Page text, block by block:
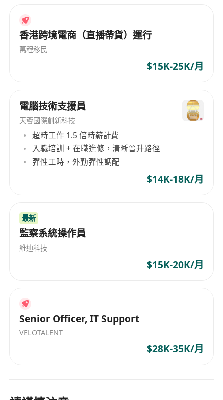
香港跨境電商（直播帶貨）運行
萬程移民
$15K-25K/月
電腦技術支援員
天薈國際創新科技
超時工作 1.5 倍時薪計費
入職培訓 + 在職進修，清晰晉升路徑
彈性工時，外勤彈性調配
$14K-18K/月
最新
監察系統操作員
維迪科技
$15K-20K/月
Senior Officer, IT Support
VELOTALENT
$28K-35K/月